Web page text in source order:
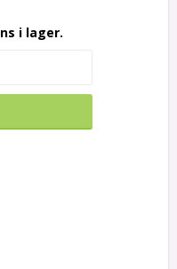
i lager.